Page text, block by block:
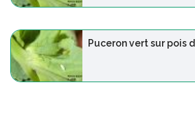
Puceron vert sur pois